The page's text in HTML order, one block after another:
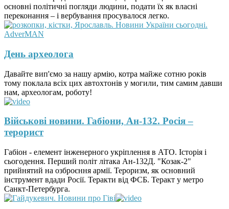
основні політичні погляди людини, подати їх як власні
переконання – і вербування просувалося легко.
День археолога
Давайте вип'ємо за нашу армію, котра майже сотню років
тому поклала всіх цих автохтонів у могили, тим самим давши
нам, археологам, роботу!
Військові новини. Габіони, Ан-132. Росія –
терорист
Габіон - елемент інженерного укріплення в АТО. Історія і
сьогодення. Перший політ літака Ан-132Д. "Козак-2"
прийнятий на озброєння армії. Тероризм, як основний
інструмент вдади Росії. Теракти від ФСБ. Теракт у метро
Санкт-Петербурга.